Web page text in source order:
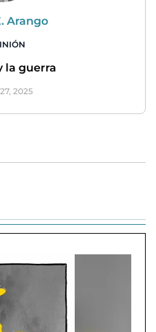
Arango
la guerra
2025